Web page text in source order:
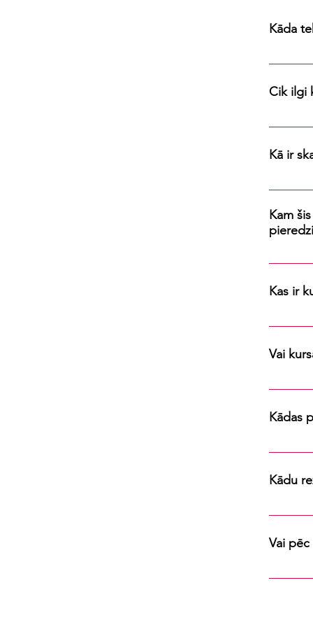
Kāda
Tev var
Cik ilgi
Kurss
Kā ir
Kurss ir
Kam
Šis
Kas ir
Kursa
Vai
Jā. Ja
Kādas
Viss,
Kādu
pratīsi
Vai pēc
Jā - pēc